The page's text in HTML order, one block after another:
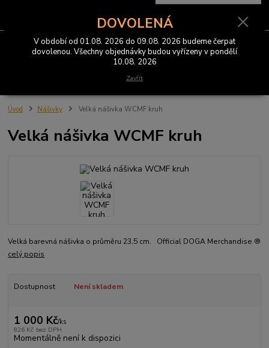
Menu
0 Kč
Úvod Nášivky Velká nášivka WCMF kruh
Velká nášivka WCMF kruh
Velká barevná nášivka o průměru 23,5 cm. Official DOGA Merchandise ®
celý popis
Dostupnost Není skladem
1 000 Kč/ks
826 Kč bez DPH
Momentálně není k dispozici
DOVOLENÁ
V období od 01.08. 2026 do 09.08. 2026 budeme čerpat
dovolenou. Všechny objednávky budou vyřízeny v pondělí
10.08. 2026
Zavřít